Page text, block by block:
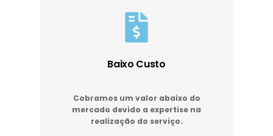
Baixo Custo
Cobramos um valor abaixo do
mercado devido a expertise na
realização do serviço.